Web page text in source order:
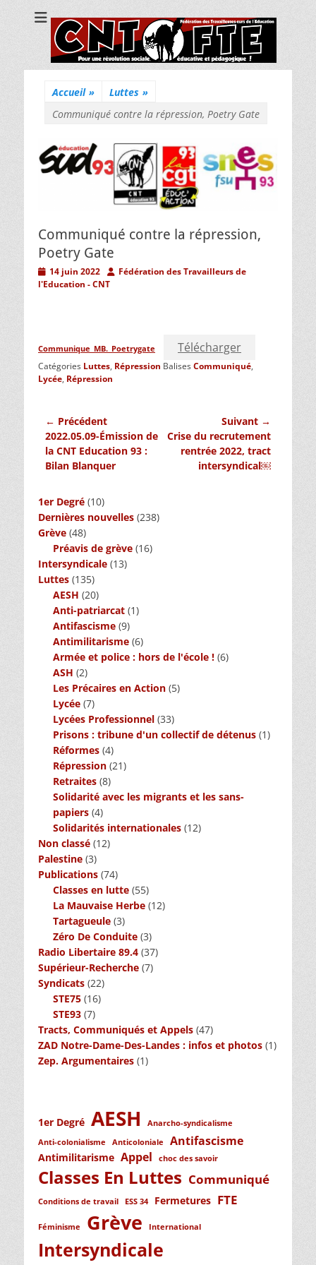
CNT Fédération
des
Travailleuses/eurs
Pour une révolution sociale, éducative et pédagogique !
Accueil » Luttes »
Communiqué contre la répression, Poetry Gate
Communiqué contre la répression,
Poetry Gate
Posted
on
14 juin 2022 AuthorFédération des Travailleurs de
l'Education - CNT
Communique_MB._Poetrygate Télécharger
Catégories Luttes, Répression BalisesCommuniqué,
Lycée, Répression
Navigation
de
l’article
← Précédent
Article
précédent :
2022.05.09-Émission de
la CNT Education 93 :
Bilan Blanquer
Suivant →
Article
suivant :
Crise du recrutement
rentrée 2022, tract
intersyndical￼
1er Degré (10)
Dernières nouvelles (238)
Grève (48)
Préavis de grève (16)
Intersyndicale (13)
Luttes (135)
AESH (20)
Anti-patriarcat (1)
Antifascisme (9)
Antimilitarisme (6)
Armée et police : hors de l'école ! (6)
ASH (2)
Les Précaires en Action (5)
Lycée (7)
Lycées Professionnel (33)
Prisons : tribune d'un collectif de détenus (1)
Réformes (4)
Répression (21)
Retraites (8)
Solidarité avec les migrants et les sans-
papiers (4)
Solidarités internationales (12)
Non classé (12)
Palestine (3)
Publications (74)
Classes en lutte (55)
La Mauvaise Herbe (12)
Tartagueule (3)
Zéro De Conduite (3)
Radio Libertaire 89.4 (37)
Supérieur-Recherche (7)
Syndicats (22)
STE75 (16)
STE93 (7)
Tracts, Communiqués et Appels (47)
ZAD Notre-Dame-Des-Landes : infos et photos (1)
Zep. Argumentaires (1)
1er Degré AESH
Anarcho-syndicalisme
Anti-colonialisme
Anticoloniale Antifascisme
Antimilitarisme Appel choc des savoir
Classes En Luttes Communiqué
Conditions de travail ESS 34 Fermetures FTE
Féminisme Grève International
Intersyndicale